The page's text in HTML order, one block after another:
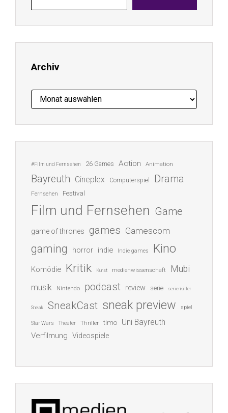
E-
ein ...
Archiv
Archiv
#Film und Fernsehen 26 Games Action Animation
Bayreuth Cineplex Computerspiel Drama
Fernsehen Festival
Film und Fernsehen Game
game of thrones games Gamescom
gaming horror indie Indie games Kino
Komödie Kritik Kunst medienwissenschaft Mubi
musik Nintendo podcast review serie serienkiller
Sneak SneakCast sneak preview spiel
Star Wars Theater Thriller timo Uni Bayreuth
Verfilmung Videospiele